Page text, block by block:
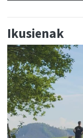
Ikusienak